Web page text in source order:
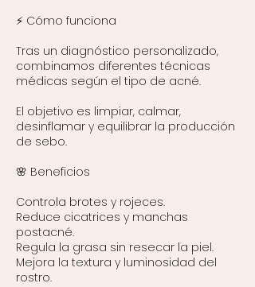
⚡ Cómo funciona
Tras un diagnóstico personalizado,
combinamos diferentes técnicas
médicas según el tipo de acné.
El objetivo es limpiar, calmar,
desinflamar y equilibrar la producción
de sebo.
🌸 Beneficios
Controla brotes y rojeces.
Reduce cicatrices y manchas
postacné.
Regula la grasa sin resecar la piel.
Mejora la textura y luminosidad del
rostro.